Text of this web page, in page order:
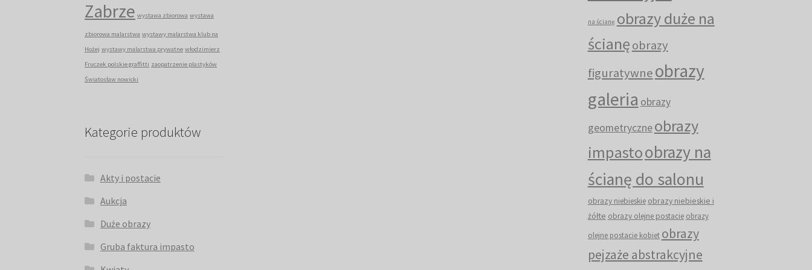
Zabrze wystawa zbiorowa wystawa
zbiorowa malarstwa wystawy malarstwa klub na
Hożej wystawy malarstwa prywatne włodzimierz
Fruczek polskie graffitti zaopatrzenie plastyków
Światosław nowicki
Kategorie produktów
Akty i postacie
Aukcja
Duże obrazy
Gruba faktura impasto
na ścianę obrazy duże na
ścianęobrazy
figuratywneobrazy
galeria obrazy
geometryczneobrazy
impastoobrazy na
ścianę do salonu
obrazy niebieskie obrazy niebieskie i
żółte obrazy olejne postacie obrazy
olejne postacie kobiet obrazy
pejzaże abstrakcyjne